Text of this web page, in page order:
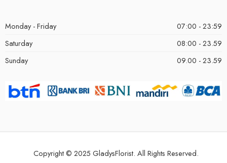
Monday - Friday
07:00 - 23:59
Saturday
08:00 - 23.59
Sunday
09.00 - 23.59
Copyright © 2025 GladysFlorist. All Rights Reserved.